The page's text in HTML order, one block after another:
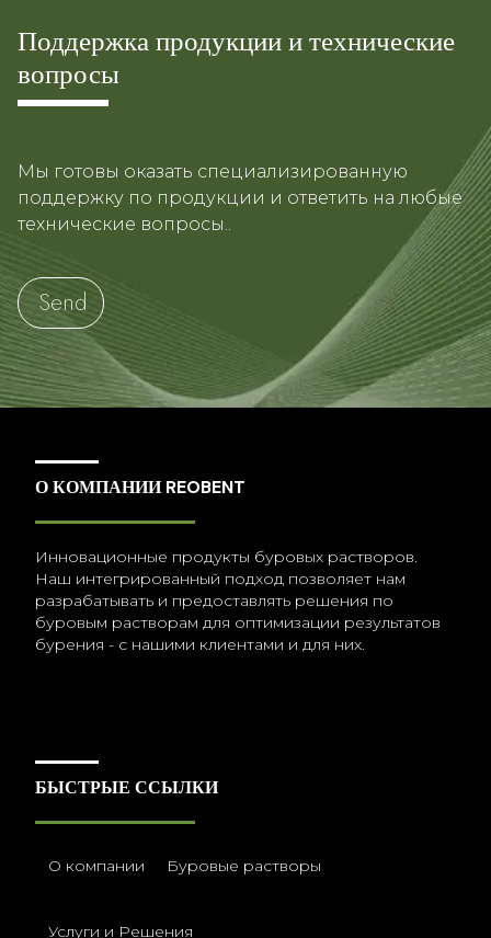
Поддержка продукции и технические
вопросы
Мы готовы оказать специализированную
поддержку по продукции и ответить на любые
технические вопросы..
Send
О КОМПАНИИ REOBENT
Инновационные продукты буровых растворов.
Наш интегрированный подход позволяет нам
разрабатывать и предоставлять решения по
буровым растворам для оптимизации результатов
бурения - с нашими клиентами и для них.
БЫСТРЫЕ ССЫЛКИ
О компании Буровые растворы
Услуги и Решения